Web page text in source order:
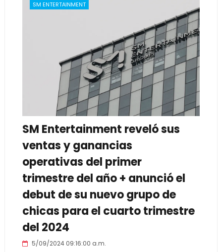
SM ENTERTAINMENT
SM Entertainment reveló sus
ventas y ganancias
operativas del primer
trimestre del año + anunció el
debut de su nuevo grupo de
chicas para el cuarto trimestre
del 2024
5/09/2024 09:16:00 a.m.